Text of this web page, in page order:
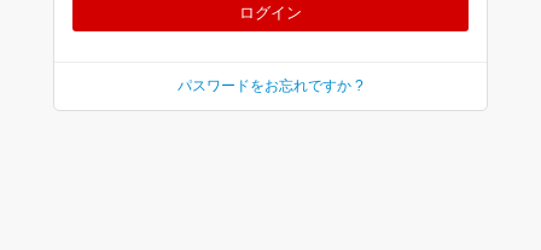
パスワードをお忘れですか ?